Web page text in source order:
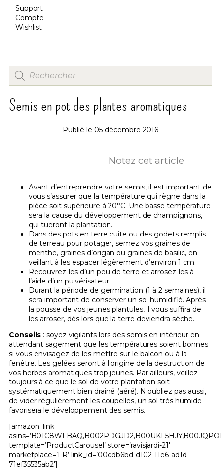
Support
Compte
Wishlist
Semis en pot des plantes aromatiques
Publié le 05 décembre 2016
Notez cet article
Avant d’entreprendre votre semis, il est important de
vous s’assurer que la température qui règne dans la
pièce soit supérieure à 20°C. Une basse température
sera la cause du développement de champignons,
qui tueront la plantation.
Dans des pots en terre cuite ou des godets remplis
de terreau pour potager, semez vos graines de
menthe, graines d’origan ou graines de basilic, en
veillant à les espacer légèrement d’environ 1 cm.
Recouvrez-les d’un peu de terre et arrosez-les à
l’aide d’un pulvérisateur.
Durant la période de germination (1 à 2 semaines), il
sera important de conserver un sol humidifié. Après
la pousse de vos jeunes plantules, il vous suffira de
les arroser, dès lors que la terre deviendra sèche.
Conseils : soyez vigilants lors des semis en intérieur en
attendant sagement que les températures soient bonnes
si vous envisagez de les mettre sur le balcon ou à la
fenêtre. Les gelées seront à l’origine de la destruction de
vos herbes aromatiques trop jeunes. Par ailleurs, veillez
toujours à ce que le sol de votre plantation soit
systématiquement bien drainé (aéré). N’oubliez pas aussi,
de vider régulièrement les coupelles, un sol très humide
favorisera le développement des semis.
[amazon_link
template=’ProductCarousel’ store=’ravisjardi-21′
marketplace=’FR’ link_id=’00cdb6bd-d102-11e6-ad1d-
71ef35535ab2′]